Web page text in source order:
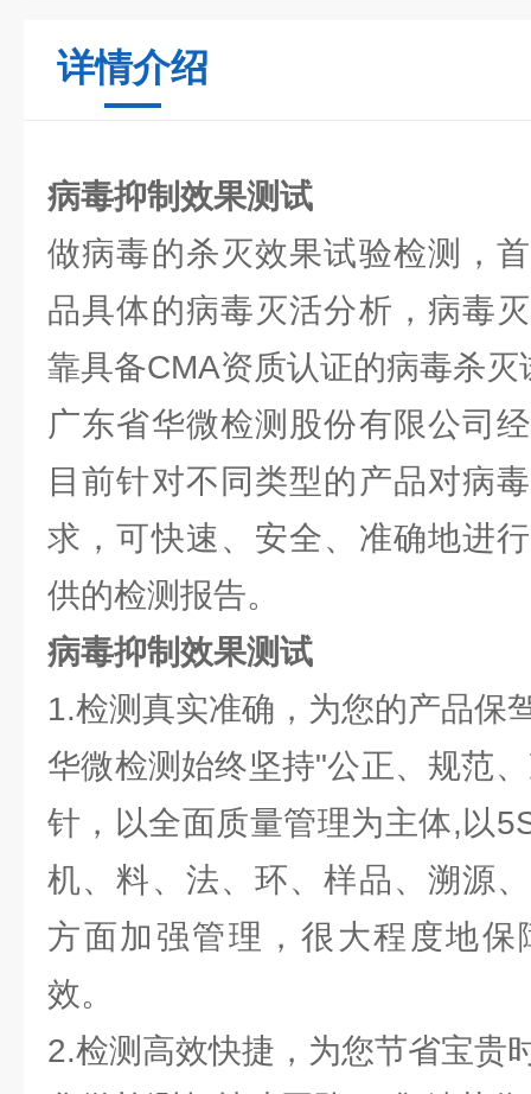
详情介绍
病毒抑制效果测试
做病毒的杀灭效果试验检测，
品具体的病毒灭活分析，病毒
靠具备CMA资质认证的病毒杀
广东省华微检测股份有限公司
目前针对不同类型的产品对病
求，可快速、安全、准确地进
供的检测报告。
病毒抑制效果测试
1.检测真实准确，为您的产品保
华微检测始终坚持"公正、规范
针，以全面质量管理为主体,以
机、料、法、环、样品、溯源
方面加强管理，很大程度地
效。
2.检测高效快捷，为您节省宝贵